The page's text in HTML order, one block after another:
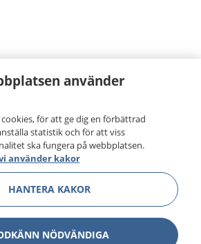
använder
för att ge dig en förbättrad
statistik och för att viss
ska fungera på webbplatsen.
använder kakor
HANTERA KAKOR
NÖDVÄNDIGA